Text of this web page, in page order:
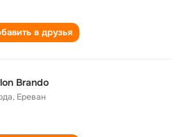
в друзья
Brando
, Ереван